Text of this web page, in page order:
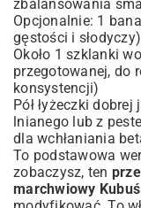
zbalansowania
Opcjonalnie: 1
gęstości i słodyczy)
Około 1 szklanki
przegotowanej, do
konsystencji)
Pół łyżeczki
lnianego lub z
dla wchłaniania
To podstawowa
zobaczysz, ten
marchwiowy Kubuś